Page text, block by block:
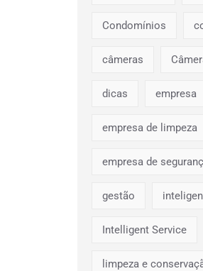
Condomínios
câmeras
dicas empresa
empresa de limpeza
empresa de
gestão
Intelligent Service
limpeza e